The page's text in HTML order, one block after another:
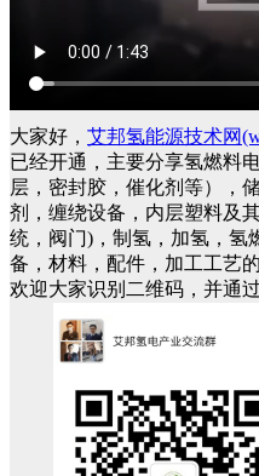
大家好， 艾邦氢能源技术网
已经开通，主要分享氢燃料
层，密封胶，催化剂等），
剂，缠绕设备，内层塑料及
统，阀门)，制氢，加氢，氢
备，材料，配件，加工工艺
欢迎大家识别二维码，并通